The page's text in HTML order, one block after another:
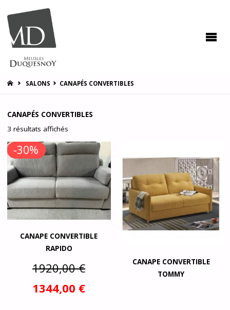
HOMESALONS CANAPÉS CONVERTIBLES
CANAPÉS CONVERTIBLES
3 résultats affichés
-30%
CANAPE CONVERTIBLE
RAPIDO
1920,00€Le
prix
1344,00 €Le
CANAPE CONVERTIBLE
TOMMY